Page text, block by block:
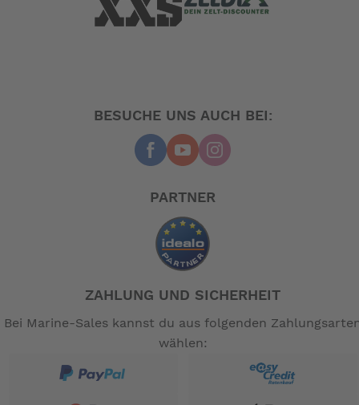
BESUCHE UNS AUCH BEI:
PARTNER
ZAHLUNG UND SICHERHEIT
Bei Marine-Sales kannst du aus folgenden
wählen: